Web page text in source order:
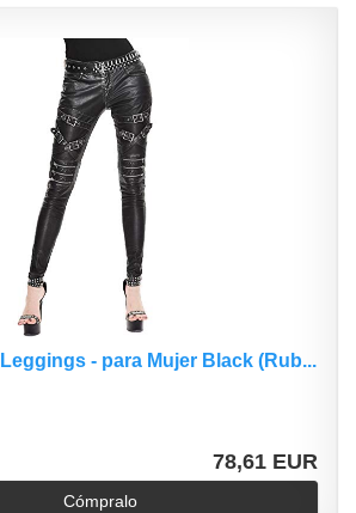
- para Mujer Black (Rub...
78,61 EUR
Cómpralo